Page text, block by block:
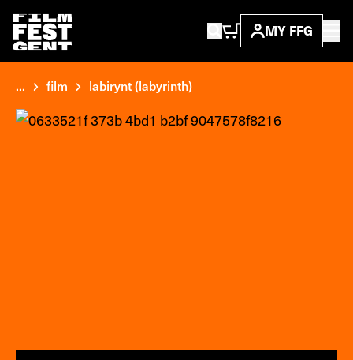
MY FFG
... film labirynt (labyrinth)